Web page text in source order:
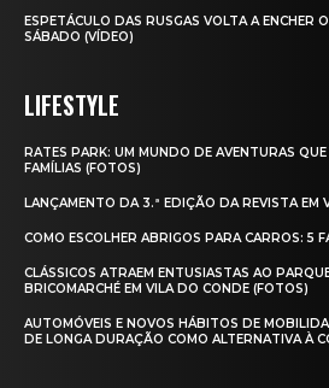
ESPETÁCULO DAS RUSGAS VOLTA A ENCHER
SÁBADO (VÍDEO)
LIFESTYLE
RATES PARK: UM MUNDO DE AVENTURAS
FAMÍLIAS (FOTOS)
LANÇAMENTO DA 3.ª EDIÇÃO DA REVISTA EM
COMO ESCOLHER ABRIGOS PARA CARROS: 5
CLÁSSICOS ATRAEM ENTUSIASTAS AO
BRICOMARCHÉ EM VILA DO CONDE (FOTOS)
AUTOMÓVEIS E NOVOS HÁBITOS DE
DE LONGA DURAÇÃO COMO ALTERNATIVA À